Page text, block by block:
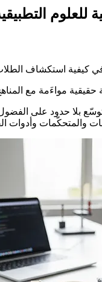
بلا حدود على
والمتحكّمات وأدوات